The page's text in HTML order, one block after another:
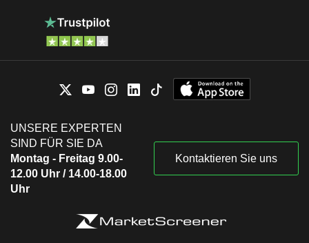
UNSERE EXPERTEN
SIND FÜR SIE DA
Montag - Freitag 9.00-
12.00 Uhr / 14.00-18.00
Uhr
Kontaktieren Sie uns